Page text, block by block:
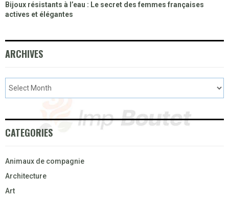
Bijoux résistants à l’eau : Le secret des femmes françaises
actives et élégantes
ARCHIVES
CATEGORIES
Animaux de compagnie
Architecture
Art